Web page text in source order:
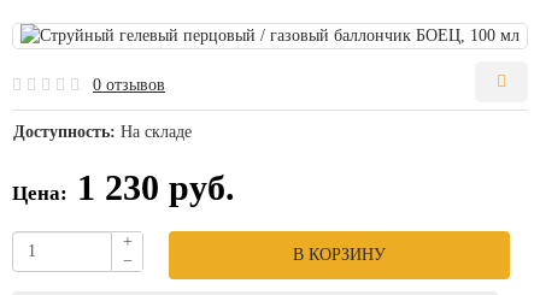
0 отзывов
Доступность: На складе
Цена: 1 230 руб.
+
−
В КОРЗИНУ